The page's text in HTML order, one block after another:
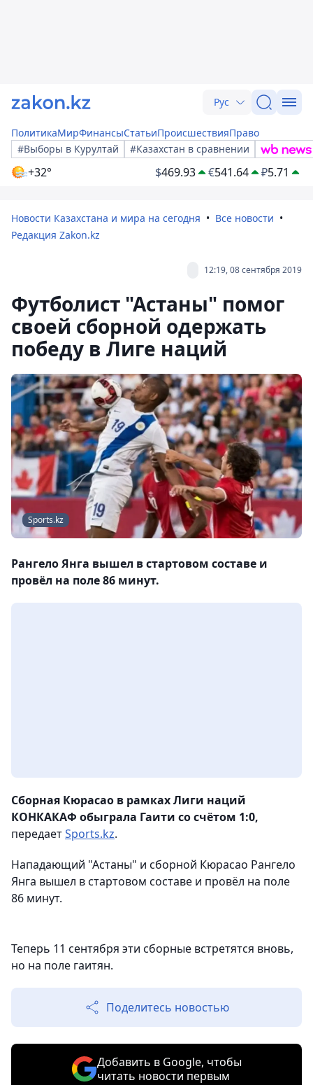
Рус
ПолитикаМирФинансыСтатьиПроисшествияПраво
#Выборы в Курултай
#Казахстан в сравнении
+32° $469.93 €541.64 ₽5.71
Новости Казахстана и мира на сегодня
Все новости
Редакция Zakon.kz
12:19, 08 сентября 2019
Футболист "Астаны" помог
своей сборной одержать
победу в Лиге наций
Sports.kz
Рангело Янга вышел в стартовом составе и
провёл на поле 86 минут.
Сборная Кюрасао в рамках Лиги наций
КОНКАКАФ обыграла Гаити со счётом 1:0,
передаетSports.kz.
Нападающий "Астаны" и сборной Кюрасао Рангело
Янга вышел в стартовом составе и провёл на поле
86 минут.
Теперь 11 сентября эти сборные встретятся вновь,
но на поле гаитян.
Поделитесь новостью
Добавить в Google, чтобы
читать новости первым